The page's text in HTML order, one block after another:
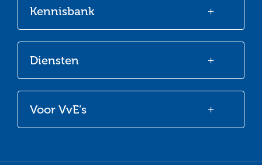
Voor VvE’s
Diensten
Kennisbank